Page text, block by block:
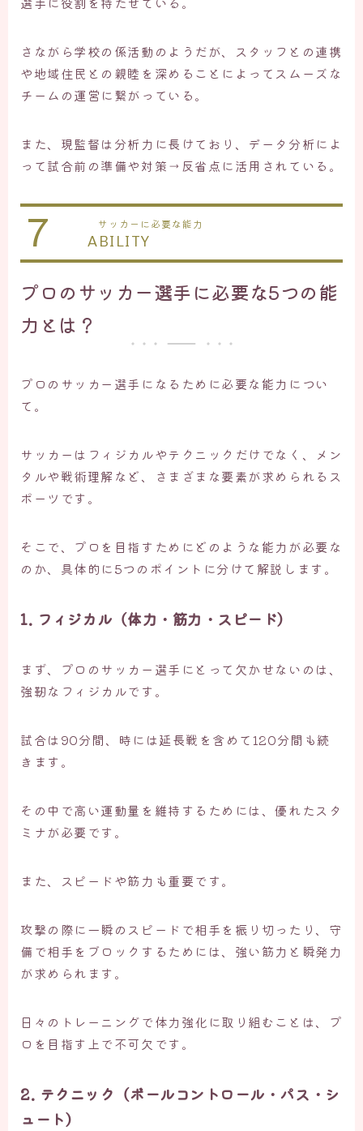
さながら学校の係活動のようだが、スタッフとの連携
や地域住民との親睦を深めることによってスムーズな
チームの運営に繋がっている。
また、現監督は分析力に長けており、データ分析によ
って試合前の準備や対策→反省点に活用されている。
7 サッカーに必要な能力
ABILITY
プロのサッカー選手に必要な5つの能
力とは？
プロのサッカー選手になるために必要な能力につい
て。
サッカーはフィジカルやテクニックだけでなく、メン
タルや戦術理解など、さまざまな要素が求められるス
ポーツです。
そこで、プロを目指すためにどのような能力が必要な
のか、具体的に5つのポイントに分けて解説します。
1. フィジカル（体力・筋力・スピード）
まず、プロのサッカー選手にとって欠かせないのは、
強靭なフィジカルです。
試合は90分間、時には延長戦を含めて120分間も続
きます。
その中で高い運動量を維持するためには、優れたスタ
ミナが必要です。
また、スピードや筋力も重要です。
攻撃の際に一瞬のスピードで相手を振り切ったり、守
備で相手をブロックするためには、強い筋力と瞬発力
が求められます。
日々のトレーニングで体力強化に取り組むことは、プ
ロを目指す上で不可欠です。
2. テクニック（ボールコントロール・パス・シ
ュート）